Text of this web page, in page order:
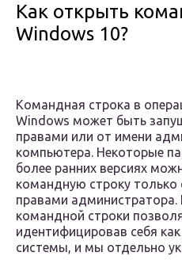
Как открыть
Windows 10?
Командная строка в
Windows может быть
правами или от имени
компьютера. Некоторые
более ранних версиях
командную строку
правами администратора.
командной строки
идентифицировав себя
системы, и мы отдельно